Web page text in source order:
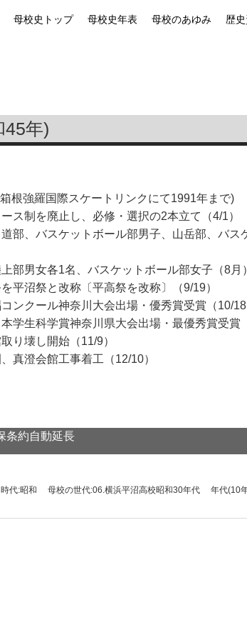
母校史トップ 母校史年表 母校のあゆみ 歴
45年)
根強羅国際スケートリンクにて1991年まで)
ス制を廃止し、必修・選択の2本立て（4/1）
部、バスケットボール部男子、山岳部、バス
部男女各1名、バスケットボール部女子（8月）
平沼祭と改称〔平高祭を改称〕（9/19）
ンクール神奈川大会出場・優秀賞受賞（10/18
学生科学賞神奈川県大会出場・最優秀賞受賞
り壊し開始（11/9）
真澄会館工事着工（12/10）
条約自動延長
時代:昭和 母校の世代:06.横浜平沼高校昭和30年代 年代(10